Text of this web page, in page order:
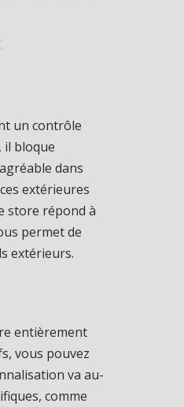
un contrôle
il bloque
dans
extérieures
store répond à
permet de
extérieurs.
entièrement
vous pouvez
va au-
comme